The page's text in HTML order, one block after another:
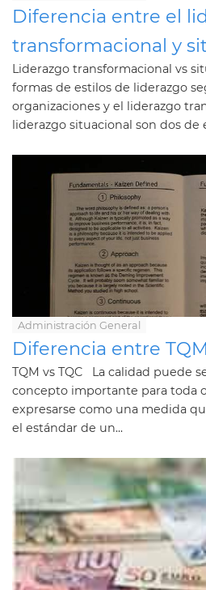
Diferencia entre el
transformacional y
Liderazgo transformacional vs
formas de estilos de liderazgo
organizaciones y el liderazgo
liderazgo situacional son dos de
Administración General
Diferencia entre
TQM vs TQC La calidad puede
concepto importante para toda
expresarse como una medida
el estándar de un...